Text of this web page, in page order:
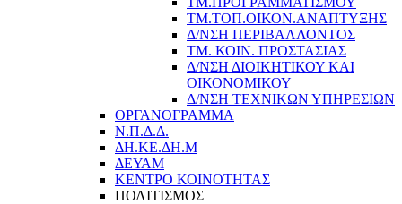
ΤΜ.ΤΟΠ.ΟΙΚΟΝ.ΑΝΑΠΤΥΞΗΣ
Δ/ΝΣΗ ΠΕΡΙΒΑΛΛΟΝΤΟΣ
ΤΜ. ΚΟΙΝ. ΠΡΟΣΤΑΣΙΑΣ
Δ/ΝΣΗ ΔΙΟΙΚΗΤΙΚΟΥ ΚΑΙ
ΟΙΚΟΝΟΜΙΚΟΥ
Δ/ΝΣΗ ΤΕΧΝΙΚΩΝ ΥΠΗΡΕΣΙΩΝ
ΟΡΓΑΝΟΓΡΑΜΜΑ
Ν.Π.Δ.Δ.
ΔΗ.ΚΕ.ΔΗ.Μ
ΔΕΥΑΜ
ΚΕΝΤΡΟ ΚΟΙΝΟΤΗΤΑΣ
ΠΟΛΙΤΙΣΜΟΣ